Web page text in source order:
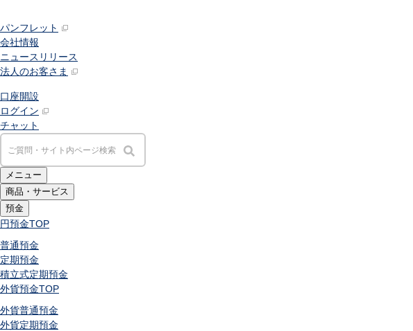
パンフレット
会社情報
ニュースリリース
法人のお客さま
口座開設
ログイン
チャット
メニュー
商品・サービス
預金
円預金TOP
普通預金
定期預金
積立式定期預金
外貨預金TOP
外貨普通預金
外貨定期預金